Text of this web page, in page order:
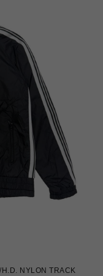
H.D. NYLON TRACK